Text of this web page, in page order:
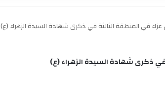
في المنطقة الثالثة في ذكرى شهادة السيدة الزهراء (ع)
ذكرى شهادة السيدة الزهراء (ع)